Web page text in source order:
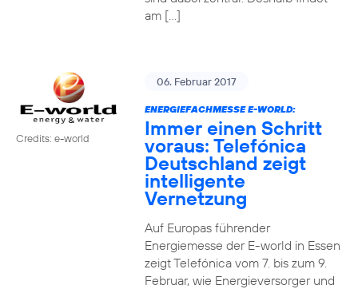
am […]
Credits: e-world
06. Februar 2017
ENERGIEFACHMESSE E-WORLD:
Immer einen Schritt
voraus: Telefónica
Deutschland zeigt
intelligente
Vernetzung
Auf Europas führender
Energiemesse der E-world in Essen
zeigt Telefónica vom 7. bis zum 9.
Februar, wie Energieversorger und